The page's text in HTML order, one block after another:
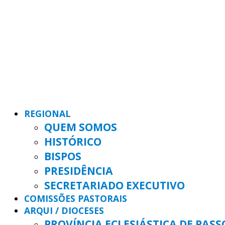
REGIONAL
QUEM SOMOS
HISTÓRICO
BISPOS
PRESIDÊNCIA
SECRETARIADO EXECUTIVO
COMISSÕES PASTORAIS
ARQUI / DIOCESES